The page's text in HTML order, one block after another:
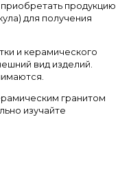
продукцию
для получения
и керамического
вид изделий.
гранитом
изучайте